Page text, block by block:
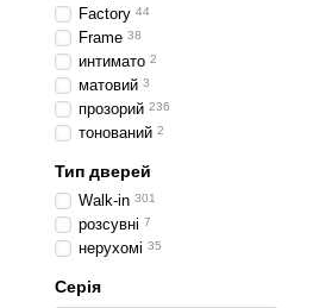
Factory 44
Frame 38
интимато 2
матовий 3
прозорий 236
тонований 2
Тип дверей
Walk-in 301
розсувні 7
нерухомі 35
Серія